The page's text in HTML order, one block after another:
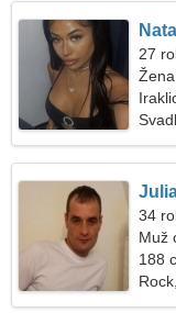
27
34
Muž
188